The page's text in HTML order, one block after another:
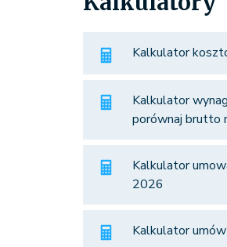
Kalkulator
Kalkulator
porównaj brutto
Kalkulator
2026
Kalkulator